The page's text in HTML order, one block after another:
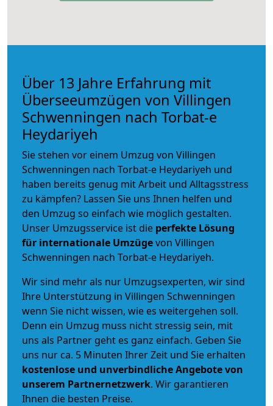
Über 13 Jahre Erfahrung mit
Überseeumzügen von Villingen
Schwenningen nach Torbat-e
Heydariyeh
Sie stehen vor einem Umzug von Villingen
Schwenningen nach Torbat-e Heydariyeh und
haben bereits genug mit Arbeit und Alltagsstress
zu kämpfen? Lassen Sie uns Ihnen helfen und
den Umzug so einfach wie möglich gestalten.
Unser Umzugsservice ist die perfekte Lösung
für internationale Umzügevon Villingen
Schwenningen nach Torbat-e Heydariyeh.
Wir sind mehr als nur Umzugsexperten, wir sind
Ihre Unterstützung in Villingen Schwenningen
wenn Sie nicht wissen, wie es weitergehen soll.
Denn ein Umzug muss nicht stressig sein, mit
uns als Partner geht es ganz einfach. Geben Sie
uns nur ca. 5 Minuten Ihrer Zeit und Sie erhalten
kostenlose und unverbindlicheAngebote von
unserem Partnernetzwerk. Wir garantieren
Ihnen die besten Preise.